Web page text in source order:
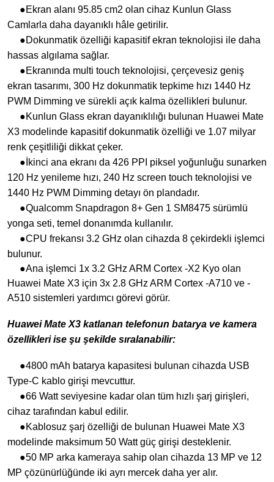
●Ekran alanı 95.85 cm2 olan cihaz Kunlun Glass
Camlarla daha dayanıklı hâle getirilir.
●Dokunmatik özelliği kapasitif ekran teknolojisi ile daha
hassas algılama sağlar.
●Ekranında multi touch teknolojisi, çerçevesiz geniş
ekran tasarımı, 300 Hz dokunmatik tepkime hızı 1440 Hz
PWM Dimming ve sürekli açık kalma özellikleri bulunur.
●Kunlun Glass ekran dayanıklılığı bulunan Huawei Mate
X3 modelinde kapasitif dokunmatik özelliği ve 1.07 milyar
renk çeşitliliği dikkat çeker.
●İkinci ana ekranı da 426 PPI piksel yoğunluğu sunarken
120 Hz yenileme hızı, 240 Hz screen touch teknolojisi ve
1440 Hz PWM Dimming detayı ön plandadır.
●Qualcomm Snapdragon 8+ Gen 1 SM8475 sürümlü
yonga seti, temel donanımda kullanılır.
●CPU frekansı 3.2 GHz olan cihazda 8 çekirdekli işlemci
bulunur.
●Ana işlemci 1x 3.2 GHz ARM Cortex -X2 Kyo olan
Huawei Mate X3 için 3x 2.8 GHz ARM Cortex -A710 ve -
A510 sistemleri yardımcı görevi görür.
Huawei Mate X3 katlanan telefonun batarya ve kamera
özellikleri ise şu şekilde sıralanabilir:
●4800 mAh batarya kapasitesi bulunan cihazda USB
Type-C kablo girişi mevcuttur.
●66 Watt seviyesine kadar olan tüm hızlı şarj girişleri,
cihaz tarafından kabul edilir.
●Kablosuz şarj özelliği de bulunan Huawei Mate X3
modelinde maksimum 50 Watt güç girişi desteklenir.
●50 MP arka kameraya sahip olan cihazda 13 MP ve 12
MP çözünürlüğünde iki ayrı mercek daha yer alır.